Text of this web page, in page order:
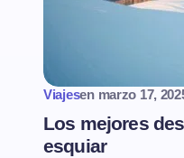
Viajesen marzo 17,
Los mejores
esquiar